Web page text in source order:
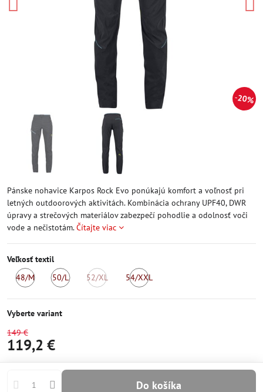
20%
Pánske nohavice Karpos Rock Evo ponúkajú komfort a voľnosť pri
letných outdoorových aktivitách. Kombinácia ochrany UPF40, DWR
úpravy a strečových materiálov zabezpečí pohodlie a odolnosť voči
vode a nečistotám.Čítajte viac
Veľkosť textil
48/M
50/L
52/XL
54/XXL
Vyberte variant
149 €
119,2 €
Do košíka